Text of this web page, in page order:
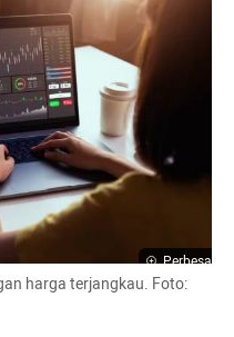
Perbesar
harga terjangkau. Foto: